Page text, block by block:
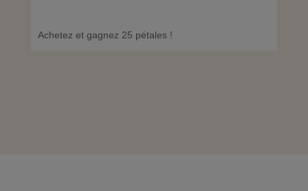
Achetez et gagnez 25 pétales !